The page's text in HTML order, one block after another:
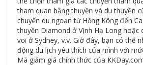
tham quan bằng thuyền và du thuyền
chuyến du ngoạn từ Hồng Kông đến
thuyền Diamond ở Vịnh Hạ Long hoặc
voi ở Sydney, v.v. Giờ đây, bạn có thể
động du lịch yêu thích của mình với
Mã giảm giá chính thức của